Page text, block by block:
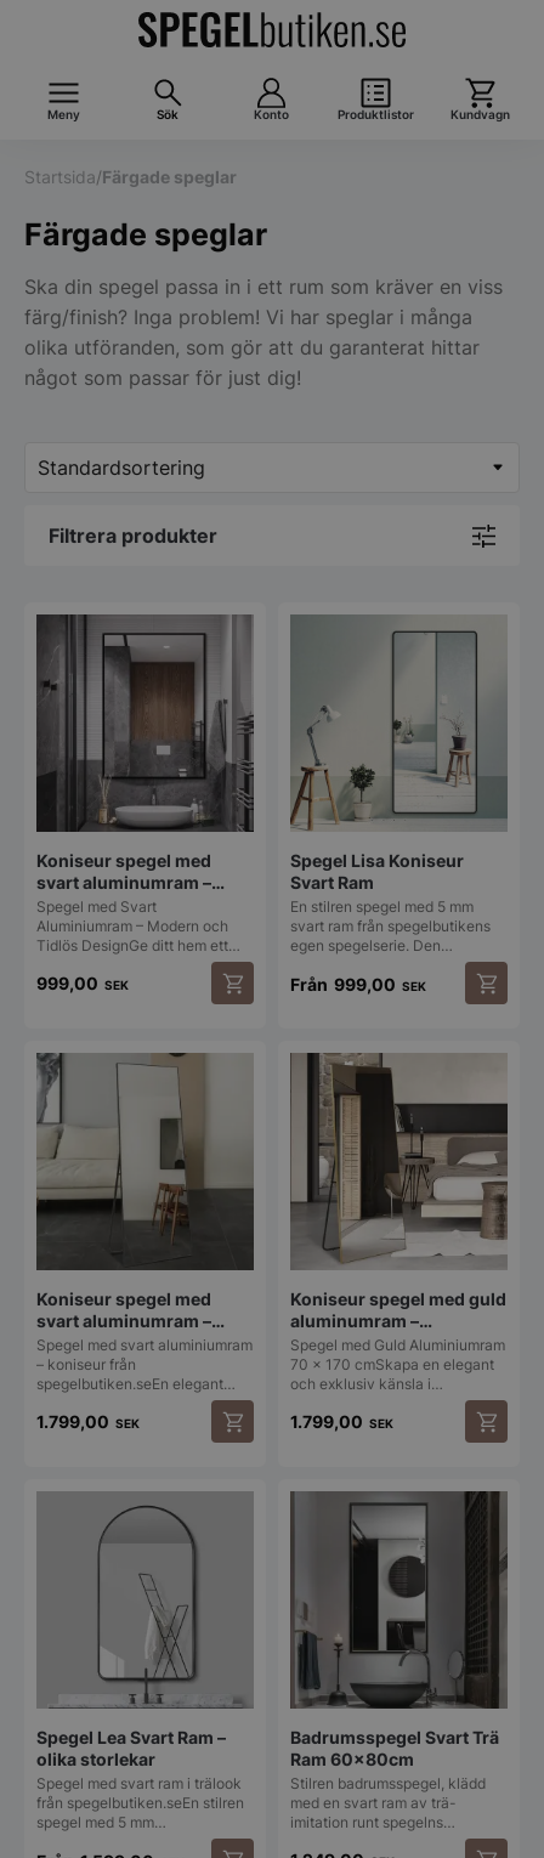
Meny Sök Konto Produktlistor Kundvagn
Startsida/Färgade speglar
Färgade speglar
Ska din spegel passa in i ett rum som kräver en viss
färg/finish? Inga problem! Vi har speglar i många
olika utföranden, som gör att du garanterat hittar
något som passar för just dig!
Filtrera produkter
Koniseur spegel med
svart aluminumram –
70x90cm
Spegel med Svart
Aluminiumram – Modern och
Tidlös DesignGe ditt hem ett…
999,00 SEK
Spegel Lisa Koniseur
Svart Ram
En stilren spegel med 5 mm
svart ram från spegelbutikens
egen spegelserie. Den…
Från 999,00 SEK
flera
De
olika
kan
väljas
på
Koniseur spegel med
svart aluminumram –
70x170cm
Spegel med svart aluminiumram
– koniseur från
spegelbutiken.seEn elegant…
1.799,00 SEK
Koniseur spegel med guld
aluminumram –
70x170cm
Spegel med Guld Aluminiumram
70 × 170 cmSkapa en elegant
och exklusiv känsla i…
1.799,00 SEK
Spegel Lea Svart Ram –
olika storlekar
Spegel med svart ram i trälook
från spegelbutiken.seEn stilren
spegel med 5 mm…
Badrumsspegel Svart Trä
Ram 60x80cm
Stilren badrumsspegel, klädd
med en svart ram av trä-
imitation runt spegelns…